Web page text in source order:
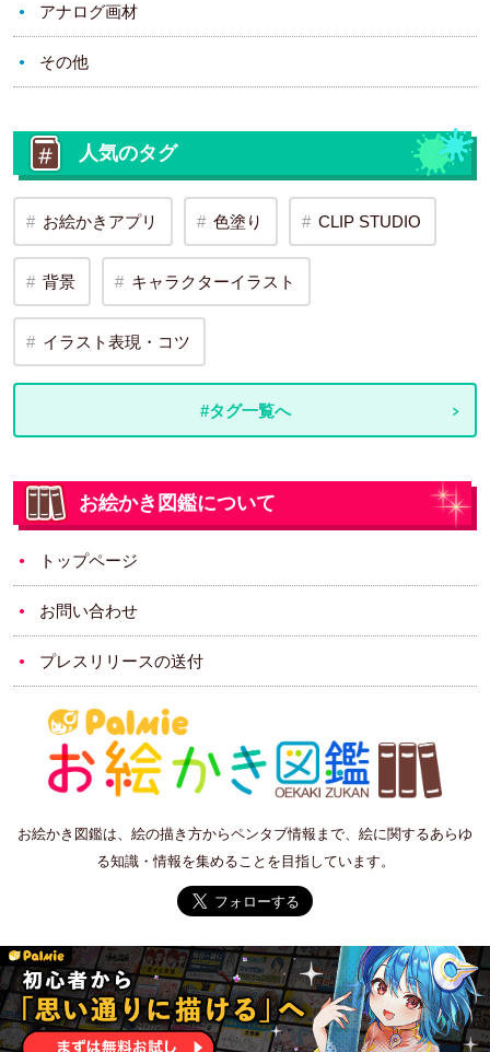
アナログ画材
その他
人気のタグ
お絵かきアプリ 色塗り CLIP STUDIO
背景 キャラクターイラスト
イラスト表現・コツ
#タグ一覧へ
お絵かき図鑑について
トップページ
お問い合わせ
プレスリリースの送付
お絵かき図鑑は、絵の描き方からペンタブ情報まで、絵に関するあらゆ
る知識・情報を集めることを目指しています。